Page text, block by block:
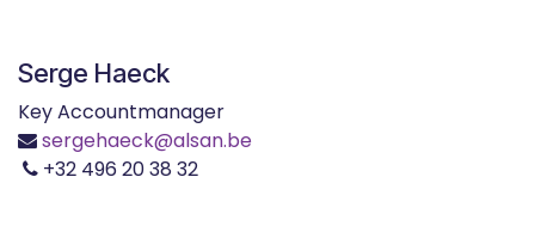
Serge Haeck
Key Accountmanager
sergehaeck@alsan.be
+32 496 20 38 32